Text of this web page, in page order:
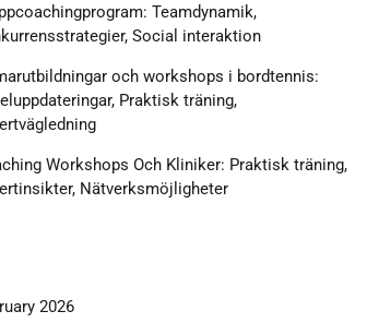
Teamdynamik,
Social interaktion
och workshops i bordtennis:
Praktisk träning,
Workshops Och Kliniker: Praktisk träning,
Nätverksmöjligheter
2026